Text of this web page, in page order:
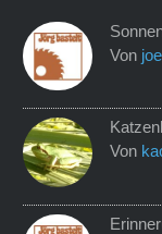
Von
Von